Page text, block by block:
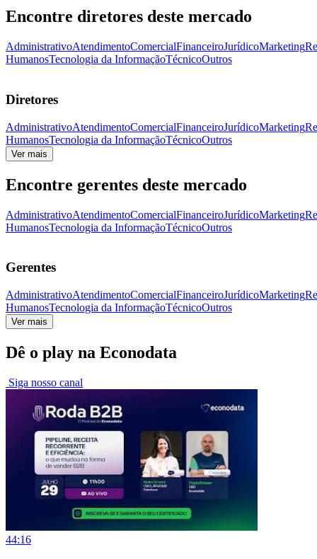
Encontre diretores deste mercado
AdministrativoAtendimentoComercialFinanceiroJurídicoMarketing
HumanosTecnologia da InformaçãoTécnicoOutros
Diretores
AdministrativoAtendimentoComercialFinanceiroJurídicoMarketing
HumanosTecnologia da InformaçãoTécnicoOutros
Ver mais
Encontre gerentes deste mercado
AdministrativoAtendimentoComercialFinanceiroJurídicoMarketing
HumanosTecnologia da InformaçãoTécnicoOutros
Gerentes
AdministrativoAtendimentoComercialFinanceiroJurídicoMarketing
HumanosTecnologia da InformaçãoTécnicoOutros
Ver mais
Dê o play na Econodata
Siga nosso canal
44:16